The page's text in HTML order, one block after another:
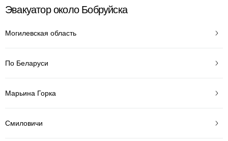
Эвакуатор около Бобруйска
Могилевская область
По Беларуси
Марьина Горка
Смиловичи